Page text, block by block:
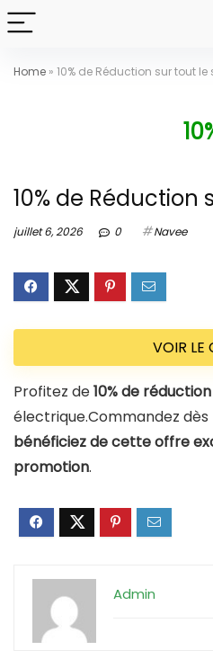
Home » 10% de Réduction sur tout le
10% de Réduction
juillet 6, 2026 0 Navee
VOIR LE
Profitez de10% de réduction
électrique.Commandez
bénéficiez de cette offre
promotion.
Admin